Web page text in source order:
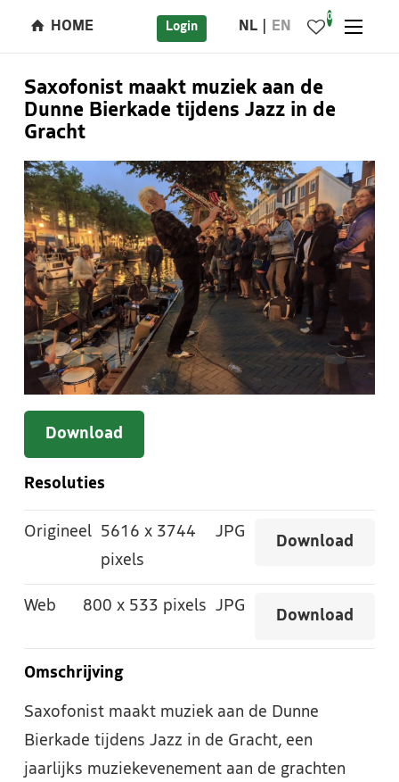
HOME Login NL EN
0
Saxofonist maakt muziek aan de
Dunne Bierkade tijdens Jazz in de
Gracht
Download
Resoluties
Origineel 5616 x 3744
pixels
JPG
Download
Web 800 x 533 pixels JPG
Download
Omschrijving
Saxofonist maakt muziek aan de Dunne
Bierkade tijdens Jazz in de Gracht, een
jaarlijks muziekevenement aan de grachten